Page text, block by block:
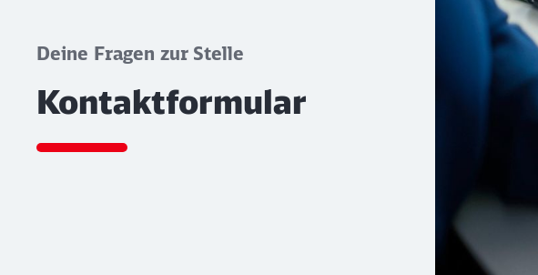
Deine Fragen zur Stelle
Kontaktformular